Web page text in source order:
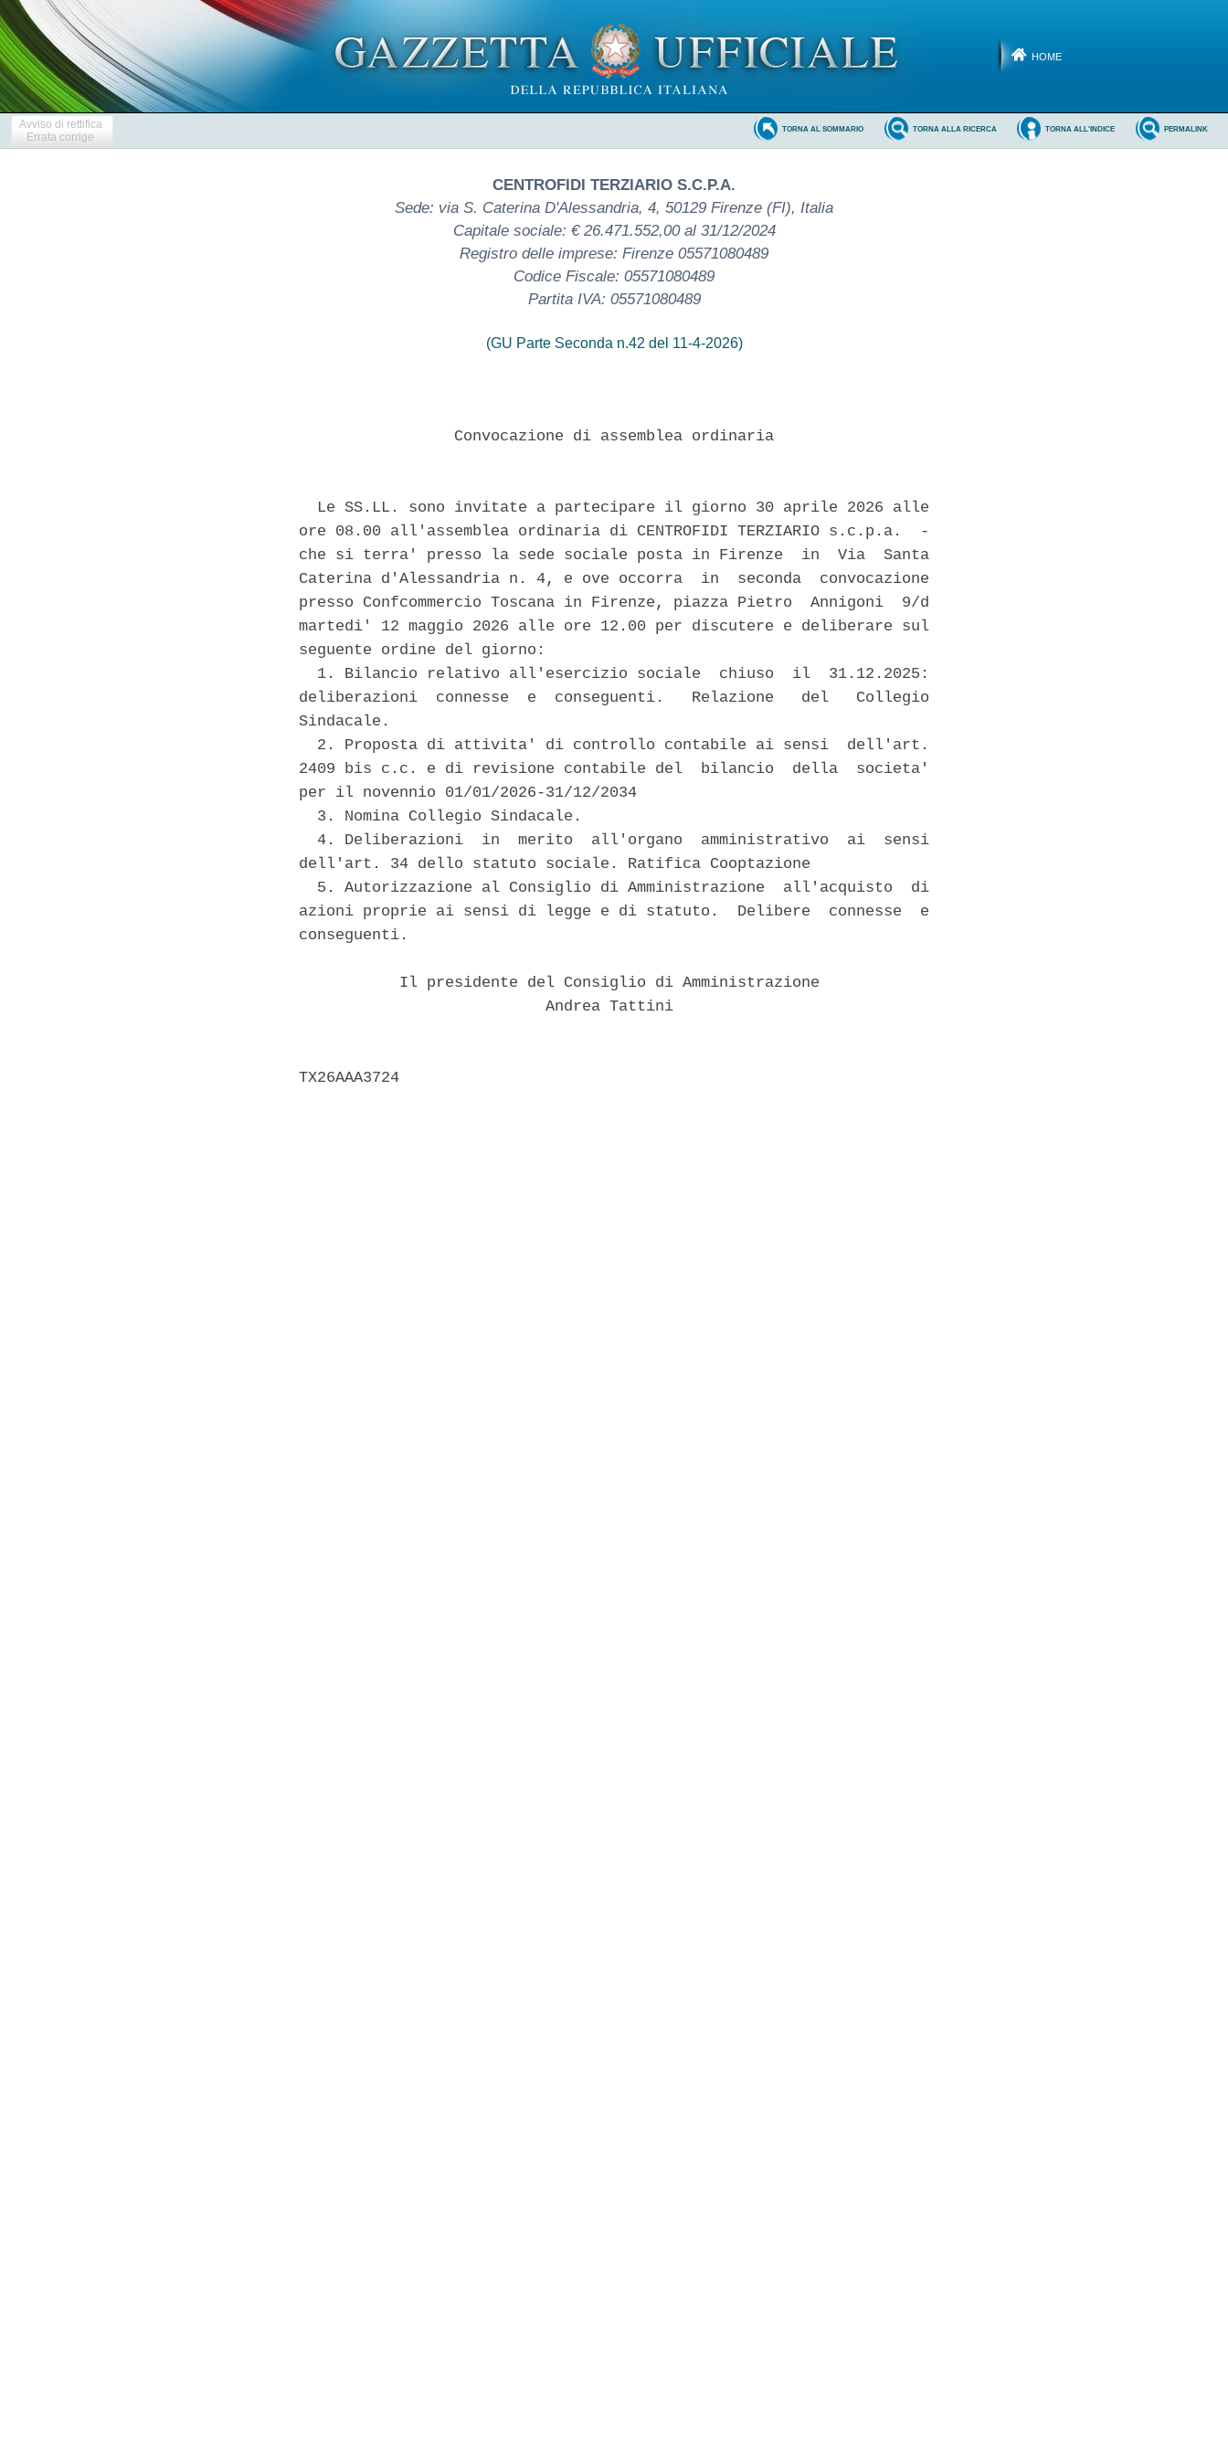
HOME
Avviso di rettifica
Errata corrige
PERMALINK
TORNA ALL'INDICE
TORNA ALLA RICERCA
TORNA AL SOMMARIO
CENTROFIDI TERZIARIO S.C.P.A.
Sede: via S. Caterina D'Alessandria, 4, 50129 Firenze (FI), Italia
Capitale sociale: € 26.471.552,00 al 31/12/2024
Registro delle imprese: Firenze 05571080489
Codice Fiscale: 05571080489
Partita IVA: 05571080489
(GU Parte Seconda n.42 del 11-4-2026)
                 Convocazione di assemblea ordinaria
  Le SS.LL. sono invitate a partecipare il giorno 30 aprile 2026 alle
ore 08.00 all'assemblea ordinaria di CENTROFIDI TERZIARIO s.c.p.a.  -
che si terra' presso la sede sociale posta in Firenze  in  Via  Santa
Caterina d'Alessandria n. 4, e ove occorra  in  seconda  convocazione
presso Confcommercio Toscana in Firenze, piazza Pietro  Annigoni  9/d
martedi' 12 maggio 2026 alle ore 12.00 per discutere e deliberare sul
seguente ordine del giorno:
  1. Bilancio relativo all'esercizio sociale  chiuso  il  31.12.2025:
deliberazioni  connesse  e  conseguenti.   Relazione   del   Collegio
Sindacale.
  2. Proposta di attivita' di controllo contabile ai sensi  dell'art.
2409 bis c.c. e di revisione contabile del  bilancio  della  societa'
per il novennio 01/01/2026-31/12/2034
  3. Nomina Collegio Sindacale.
  4. Deliberazioni  in  merito  all'organo  amministrativo  ai  sensi
dell'art. 34 dello statuto sociale. Ratifica Cooptazione
  5. Autorizzazione al Consiglio di Amministrazione  all'acquisto  di
azioni proprie ai sensi di legge e di statuto.  Delibere  connesse  e
conseguenti.
           Il presidente del Consiglio di Amministrazione
                           Andrea Tattini